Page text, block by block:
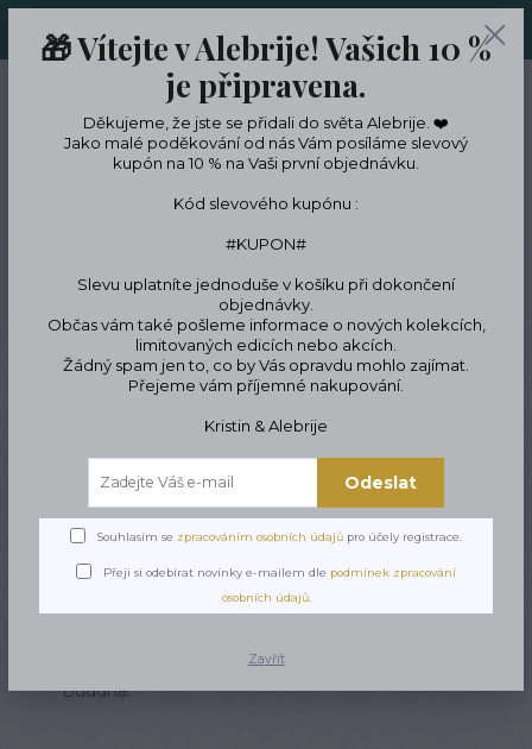
LIMITKÁCH
CZK
Hledat
Náramky
Náramky z minerálů a drahých kamenů
Náramek z Labradoritu
Náramek Levandulový Buddha.
Náramek Levandulový
Buddha.
🎁 Vítejte v Alebrije! Vašich 10 %
je připravena.
Děkujeme, že jste se přidali do světa Alebrije. ❤️
Jako malé poděkování od nás Vám posíláme slevový
kupón na 10 % na Vaši první objednávku.
Kód slevového kupónu :
#KUPON#
Slevu uplatníte jednoduše v košíku při dokončení
objednávky.
Občas vám také pošleme informace o nových kolekcích,
limitovaných edicích nebo akcích.
Žádný spam jen to, co by Vás opravdu mohlo zajímat.
Přejeme vám příjemné nakupování.
Kristin & Alebrije
Odeslat
Souhlasím se zpracováním osobních údajů pro účely registrace.
Přeji si odebírat novinky e-mailem dle podmínek zpracování
osobních údajů.
Zavřít